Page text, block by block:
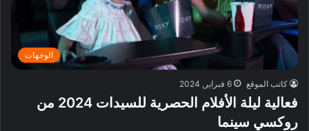
الوجهات
كاتب الموقع 6 فبراير, 2024
فعالية ليلة الأفلام الحصرية للسيدات 2024 من
روكسي سينما